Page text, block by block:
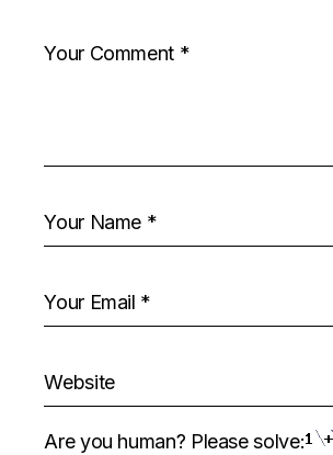
Are you human? Please solve: